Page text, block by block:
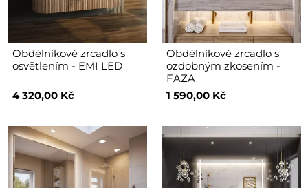
Obdélníkové zrcadlo s
osvětlením - EMI LED
4 320,00 Kč
Obdélníkové zrcadlo s
ozdobným zkosením -
FAZA
1 590,00 Kč